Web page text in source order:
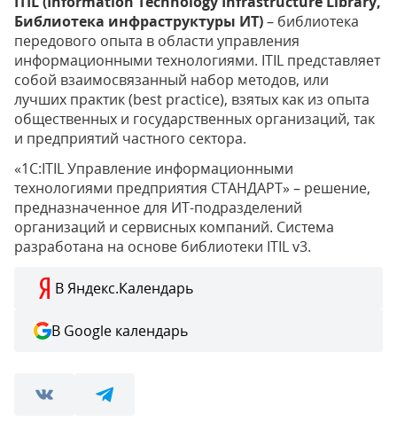
Библиотека инфраструктуры ИТ)– библиотека
передового опыта в области управления
информационными технологиями. ITIL представляет
собой взаимосвязанный набор методов, или
лучших практик (best practice), взятых как из опыта
общественных и государственных организаций, так
и предприятий частного сектора.
«1С:ITIL Управление информационными
технологиями предприятия СТАНДАРТ» – решение,
предназначенное для ИТ-подразделений
организаций и сервисных компаний. Система
разработана на основе библиотеки ITIL v3.
В Яндекс.Календарь
В Google календарь